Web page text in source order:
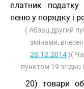
платник
пеню у порядку і
( Абзац другий
змінами,
28.12.2014)(
пунктом 19 згідно
20) товари